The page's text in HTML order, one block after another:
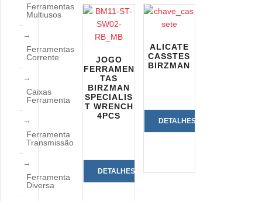
JOGO
FERRAMEN
TAS
BIRZMAN
SPECIALIS
T WRENCH
4PCS
DETALHES
ALICATE
CASSTES
BIRZMAN
DETALHES
Ferramentas
Multiusos
Ferramentas
Corrente
Caixas
Ferramenta
Ferramenta
Transmissão
Ferramenta
Diversa